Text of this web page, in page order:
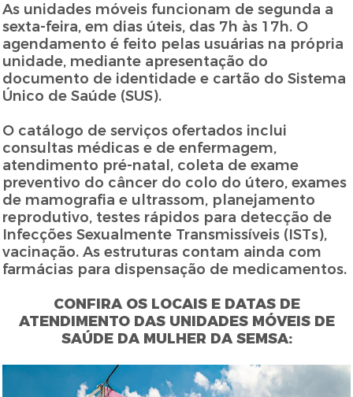
As unidades móveis funcionam de segunda a
sexta-feira, em dias úteis, das 7h às 17h. O
agendamento é feito pelas usuárias na própria
unidade, mediante apresentação do
documento de identidade e cartão do Sistema
Único de Saúde (SUS).
O catálogo de serviços ofertados inclui
consultas médicas e de enfermagem,
atendimento pré-natal, coleta de exame
preventivo do câncer do colo do útero, exames
de mamografia e ultrassom, planejamento
reprodutivo, testes rápidos para detecção de
Infecções Sexualmente Transmissíveis (ISTs),
vacinação. As estruturas contam ainda com
farmácias para dispensação de medicamentos.
CONFIRA OS LOCAIS E DATAS DE
ATENDIMENTO DAS UNIDADES MÓVEIS DE
SAÚDE DA MULHER DA SEMSA: